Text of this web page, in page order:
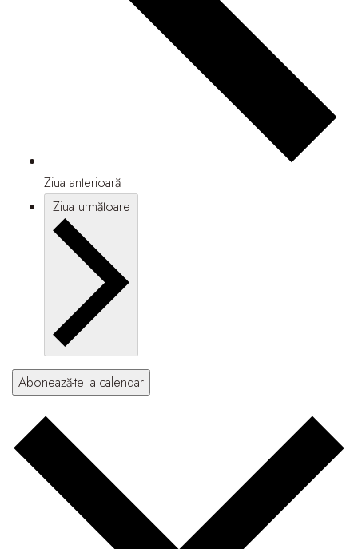
Ziua anterioară
Ziua următoare
Abonează-te la calendar